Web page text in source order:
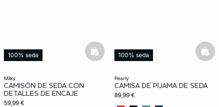
milky
CAMISÓN DE SEDA CON
DETALLES DE ENCAJE
59,99 €
100% seda basketfull
pearly
CAMISA DE PIJAMA DE SEDA
89,99 €
100% seda